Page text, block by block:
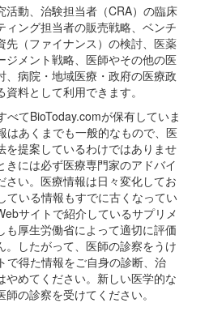
活動、治験担当者（CRA）の臨床
ィング担当者の販売戦略、ベンチ
先（ファイナンス）の検討、医薬
ジメント戦略、医師やその他の医
、病院・地域医療・政府の医療政
料として利用できます。
べてBioToday.comが保有していま
はあくまでも一般的なもので、医
を提案しているわけではありませ
きには必ず医療専門家のアドバイ
さい。医療情報は日々変化してお
ている情報もすでに古くなってい
サイトで紹介しているサプリメ
も厚生労働省によって適切に評価
。したがって、医師の診察をうけ
で得た情報をご自身の診断、治
やめてください。新しい医学的な
の診察を受けてください。